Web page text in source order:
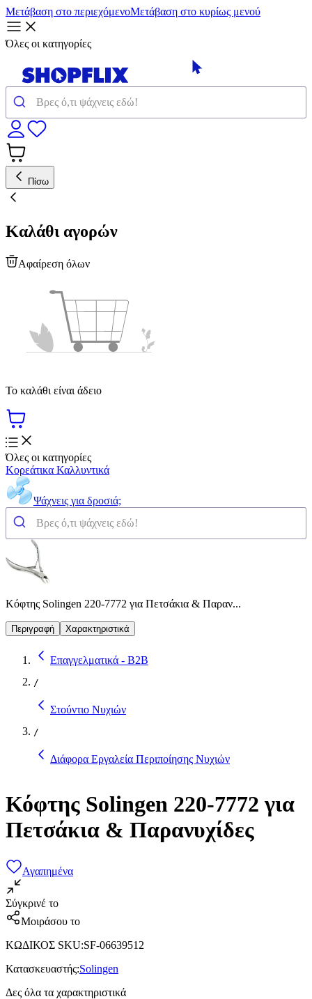
Μετάβαση στο περιεχόμενοΜετάβαση στο κυρίως μενού
Όλες οι κατηγορίες
Πίσω
Καλάθι αγορών
Αφαίρεση όλων
Το καλάθι είναι άδειο
Όλες οι κατηγορίες
Κορεάτικα Καλλυντικά
Ψάχνεις για δροσιά;
Κόφτης Solingen 220-7772 για Πετσάκια & Παραν...
Περιγραφή Χαρακτηριστικά
Επαγγελματικά - B2B
/
Στούντιο Νυχιών
/
Διάφορα Εργαλεία Περιποίησης Νυχιών
Κόφτης Solingen 220-7772 για
Πετσάκια & Παρανυχίδες
Αγαπημένα
Σύγκρινέ το
Μοιράσου το
ΚΩΔΙΚΟΣ SKU:SF-06639512
Κατασκευαστής:Solingen
Δες όλα τα χαρακτηριστικά